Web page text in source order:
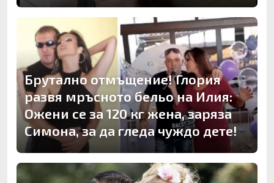
Брутално отмъщение! Глория
развя мръсното бельо на Илия:
Ожени се за 120 кг жена, заряза
Симона, за да гледа чуждо дете!